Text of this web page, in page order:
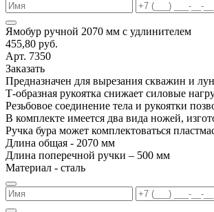
Ямобур ручной 2070 мм с удлинителем
455,80 руб.
Арт. 7350
Заказать
Предназначен для вырезания скважин и
Т-образная рукоятка снижает силовые
Резьбовое соединение тела и рукоятки
В комплекте имеется два вида ножей,
Ручка бура может комплектоваться
Длина общая - 2070 мм
Длина поперечной ручки – 500 мм
Материал - сталь